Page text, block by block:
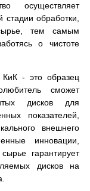
осуществляет
обработки,
тем самым
о чистоте
КиК - это образец
сможет
дисков для
показателей,
внешнего
инновации,
гарантирует
дисков на